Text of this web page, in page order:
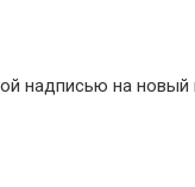
надписью на новый